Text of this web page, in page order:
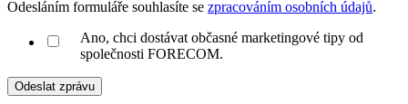
Odesláním formuláře souhlasíte se zpracováním osobních údajů.
Ano, chci dostávat občasné marketingové tipy od
společnosti FORECOM.